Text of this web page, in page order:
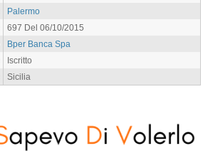
Palermo
697 Del 06/10/2015
Bper Banca Spa
Iscritto
Sicilia